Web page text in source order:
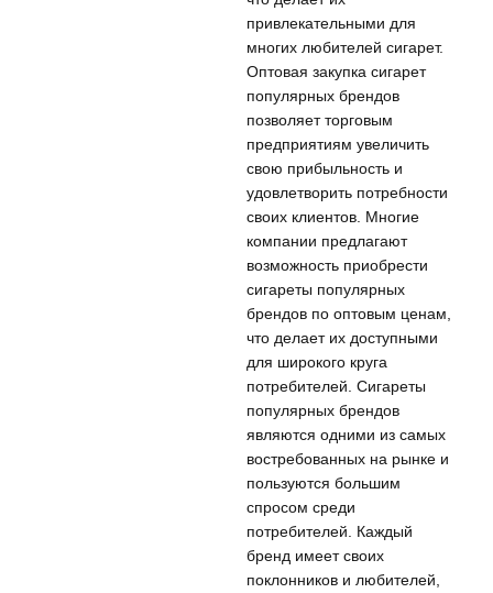
привлекательными для
многих любителей сигарет.
Оптовая закупка сигарет
популярных брендов
позволяет торговым
предприятиям увеличить
свою прибыльность и
удовлетворить потребности
своих клиентов. Многие
компании предлагают
возможность приобрести
сигареты популярных
брендов по оптовым ценам,
что делает их доступными
для широкого круга
потребителей. Сигареты
популярных брендов
являются одними из самых
востребованных на рынке и
пользуются большим
спросом среди
потребителей. Каждый
бренд имеет своих
поклонников и любителей,